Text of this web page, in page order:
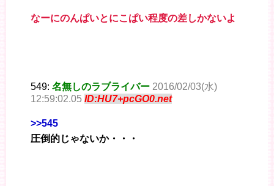
なーにのんぱいとにこぱい程度の差しかないよ
549: 名無しのラブライバー 2016/02/03(水)
12:59:02.05 ID:HU7+pcGO0.net
>>545
圧倒的じゃないか・・・